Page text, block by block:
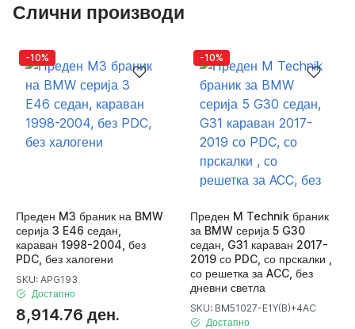
Слични производи
-10%
Преден M3 браник на BMW
серија 3 E46 седан,
караван 1998-2004, без
PDC, без халогени
SKU: APG193
Достапно
8,914.76 ден.
-10%
Преден M Technik браник
за BMW серија 5 G30
седан, G31 караван 2017-
2019 со PDC, со прскалки ,
со решетка за ACC, без
дневни светла
SKU: BM51027-E1Y(B)+4AC
Достапно